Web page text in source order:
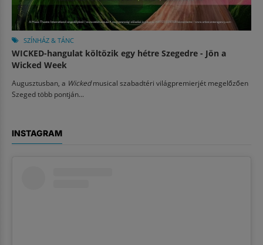
SZÍNHÁZ & TÁNC
WICKED-hangulat költözik egy hétre Szegedre - Jön a
Wicked Week
Augusztusban, a Wickedmusical szabadtéri világpremierjét megelőzően
Szeged több pontján...
INSTAGRAM